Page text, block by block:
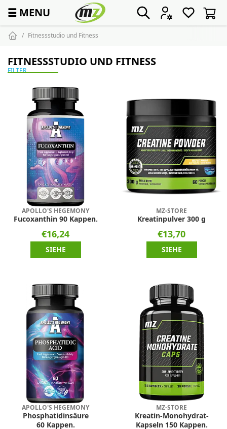
☰ MENU
Fitnessstudio und Fitness
FITNESSSTUDIO UND FITNESS
FILTER
APOLLO'S HEGEMONY
Fucoxanthin 90 Kappen.
€16,24
SIEHE
MZ-STORE
Kreatinpulver 300 g
€13,70
SIEHE
APOLLO'S HEGEMONY
Phosphatidinsäure
60 Kappen.
MZ-STORE
Kreatin-Monohydrat-
Kapseln 150 Kappen.